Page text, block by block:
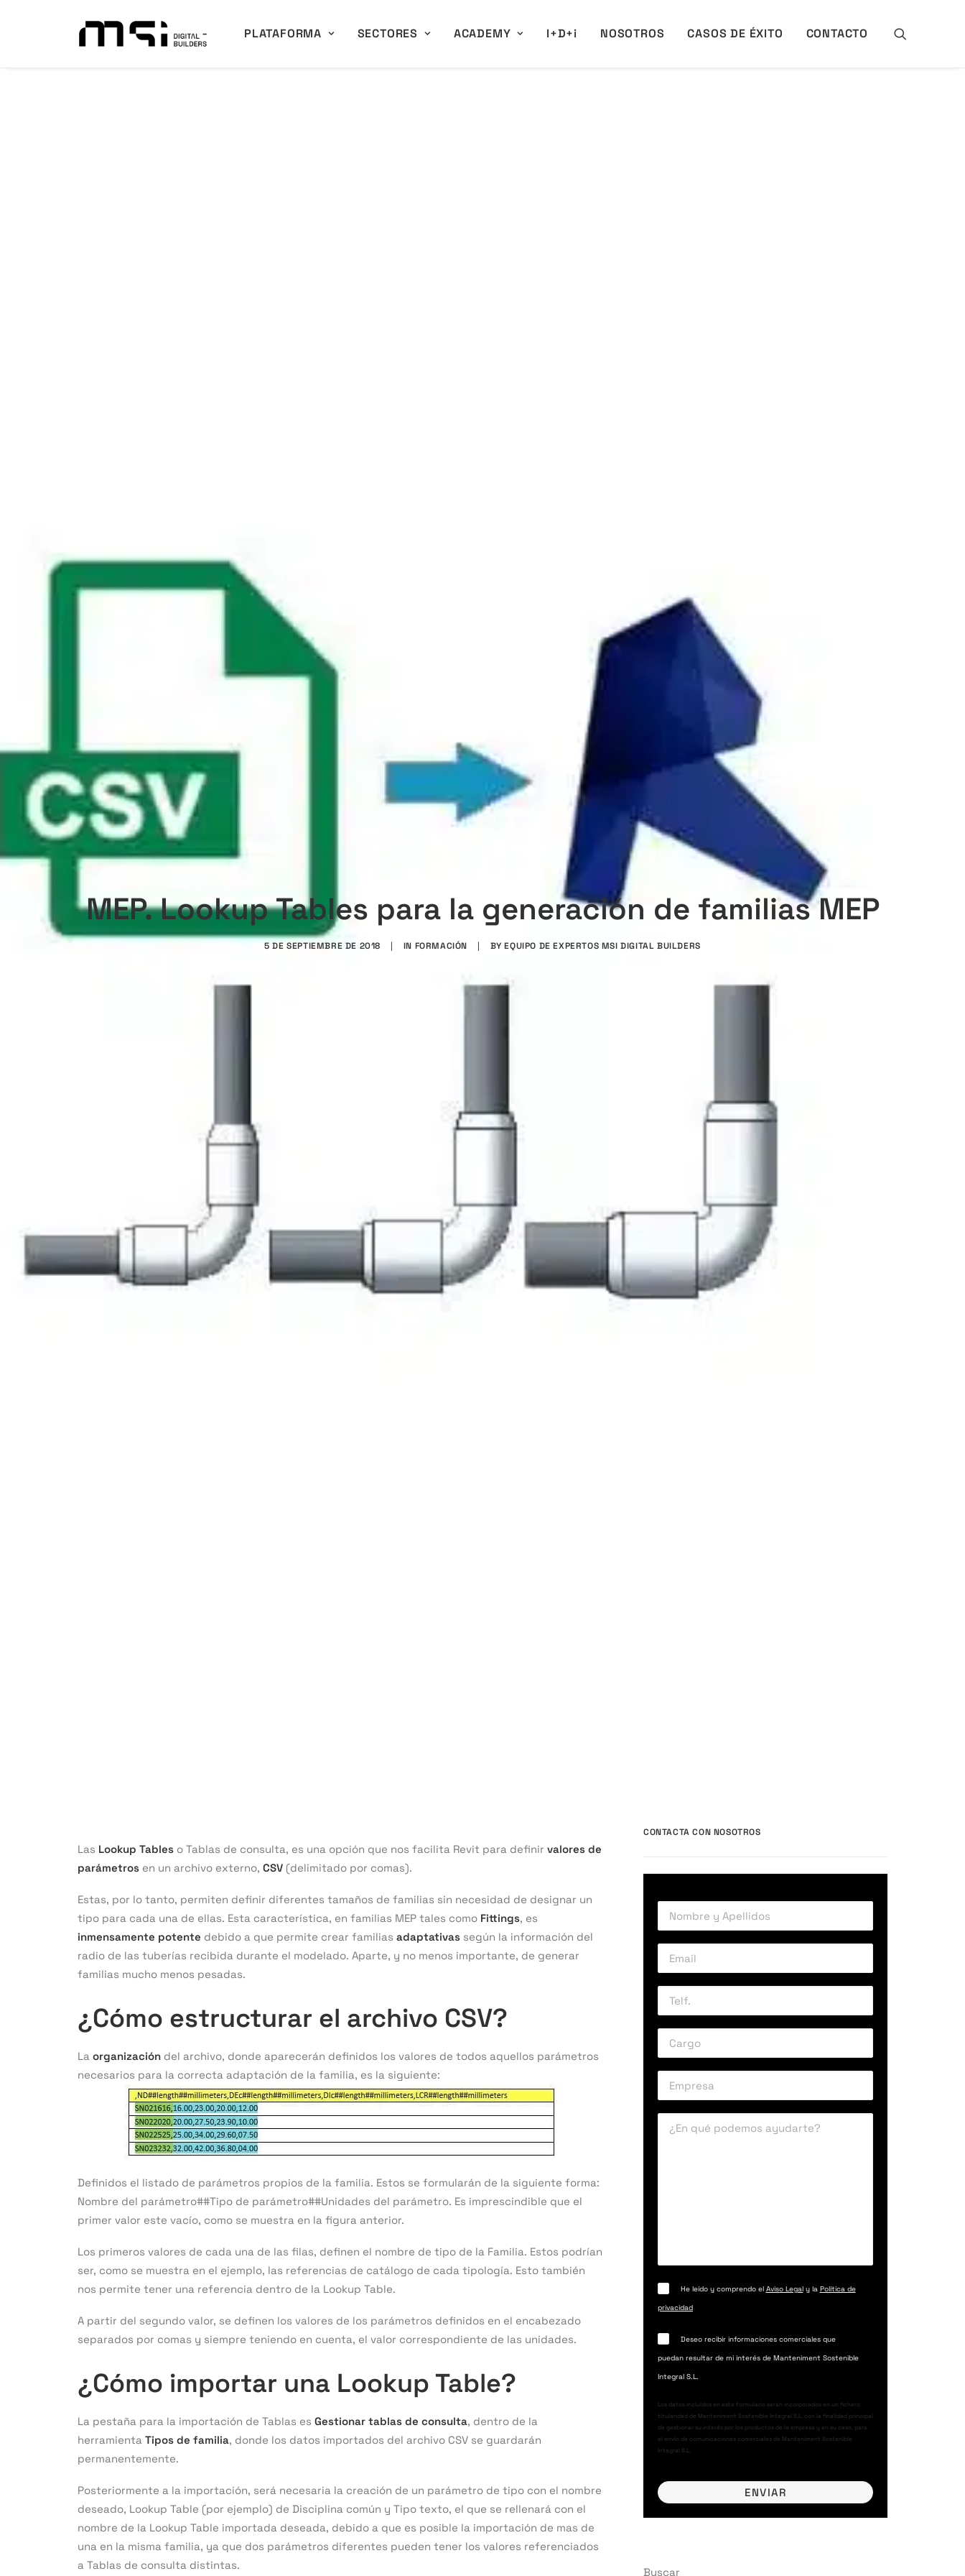
PLATAFORMA SECTORES ACADEMY I+D+i NOSOTROS CASOS DE ÉXITO CONTACTO
MEP. Lookup Tables para la generación de familias MEP
5 DE SEPTIEMBRE DE 2018 | IN FORMACIÓN | BYEQUIPO DE EXPERTOS MSI DIGITAL BUILDERS
Las Lookup Tables o Tablas de consulta, es una opción que nos facilita Revit para definir valores de
parámetros en un archivo externo, CSV (delimitado por comas).
Estas, por lo tanto, permiten definir diferentes tamaños de familias sin necesidad de designar un
tipo para cada una de ellas. Esta característica, en familias MEP tales como Fittings, es
inmensamente potente debido a que permite crear familias adaptativas según la información del
radio de las tuberías recibida durante el modelado. Aparte, y no menos importante, de generar
familias mucho menos pesadas.
¿Cómo estructurar el archivo CSV?
La organización del archivo, donde aparecerán definidos los valores de todos aquellos parámetros
necesarios para la correcta adaptación de la familia, es la siguiente:
Definidos el listado de parámetros propios de la familia. Estos se formularán de la siguiente forma:
Nombre del parámetro##Tipo de parámetro##Unidades del parámetro. Es imprescindible que el
primer valor este vacío, como se muestra en la figura anterior.
Los primeros valores de cada una de las filas, definen el nombre de tipo de la Familia. Estos podrían
ser, como se muestra en el ejemplo, las referencias de catálogo de cada tipología. Esto también
nos permite tener una referencia dentro de la Lookup Table.
A partir del segundo valor, se definen los valores de los parámetros definidos en el encabezado
separados por comas y siempre teniendo en cuenta, el valor correspondiente de las unidades.
¿Cómo importar una Lookup Table?
La pestaña para la importación de Tablas es Gestionar tablas de consulta, dentro de la
herramienta Tipos de familia, donde los datos importados del archivo CSV se guardarán
permanentemente.
Posteriormente a la importación, será necesaria la creación de un parámetro de tipo con el nombre
deseado, Lookup Table (por ejemplo) de Disciplina común y Tipo texto, el que se rellenará con el
nombre de la Lookup Table importada deseada, debido a que es posible la importación de mas de
una en la misma familia, ya que dos parámetros diferentes pueden tener los valores referenciados
a Tablas de consulta distintas.
CONTACTA CON NOSOTROS
He leído y comprendo el Aviso Legaly la Política de
privacidad
Deseo recibir informaciones comerciales que
puedan resultar de mi interés de Manteniment Sostenible
Integral S.L.
Los datos incluidos en este formulario serán incorporados en un fichero
titularidad de Manteniment Sostenible Integral S.L. con la finalidad principal
de gestionar su interés por los productos de la empresa y en su caso, para
el envío de comunicaciones comerciales de Manteniment Sostenible
Integral S.L.
Buscar